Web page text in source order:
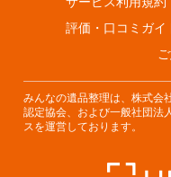
不動産用語集 住まいのお役
アプリ 不動産デー
評価・口コミガイ
みんなの遺品整理は、株式会
認定協会、および一般社団法
スを運営しております。